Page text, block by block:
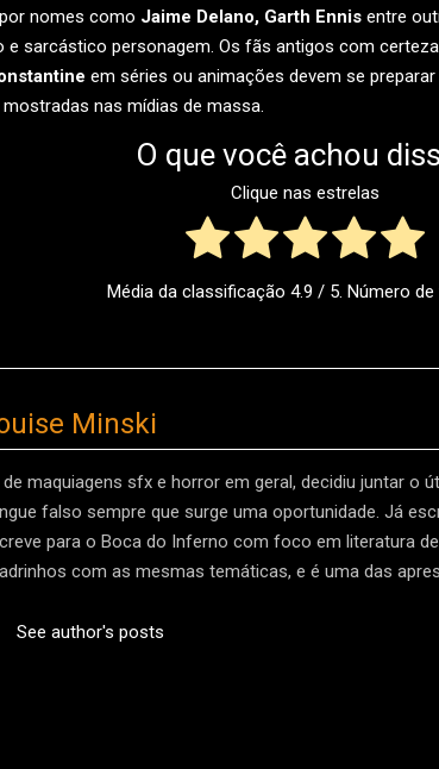
nomes como Jaime Delano, Garth Ennis entre
e sarcástico personagem. Os fãs antigos com
em séries ou animações devem se
nas mídias de massa.
O que você achou
Clique nas estrelas
Média da classificação 4.9 / 5. Número de
Minski
de maquiagens sfx e horror em geral, decidiu juntar o
falso sempre que surge uma oportunidade. Já
para o Boca do Inferno com foco em literatura
com as mesmas temáticas, e é uma das
See author's posts